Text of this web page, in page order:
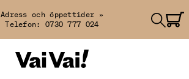
Adress och öppettider »
Telefon: 0730 777 024